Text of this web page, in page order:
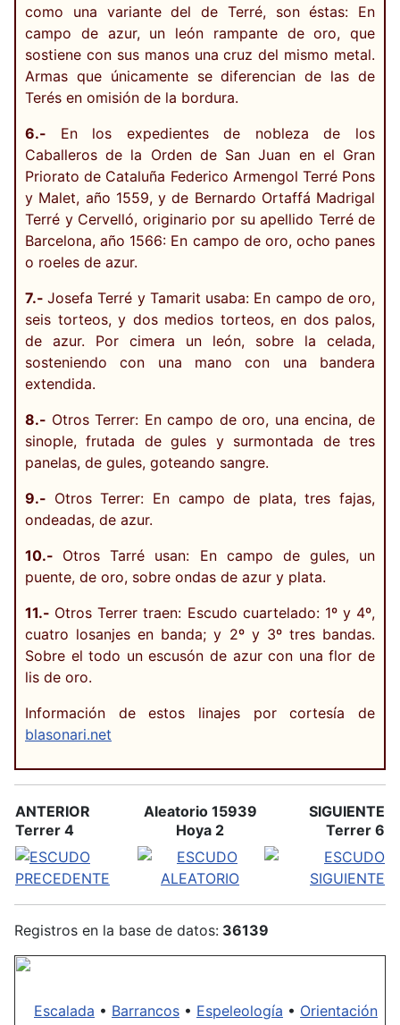
como una variante del de Terré, son éstas: En
campo de azur, un león rampante de oro, que
sostiene con sus manos una cruz del mismo metal.
Armas que únicamente se diferencian de las de
Terés en omisión de la bordura.
6.- En los expedientes de nobleza de los
Caballeros de la Orden de San Juan en el Gran
Priorato de Cataluña Federico Armengol Terré Pons
y Malet, año 1559, y de Bernardo Ortaffá Madrigal
Terré y Cervelló, originario por su apellido Terré de
Barcelona, año 1566: En campo de oro, ocho panes
o roeles de azur.
7.-Josefa Terré y Tamarit usaba: En campo de oro,
seis torteos, y dos medios torteos, en dos palos,
de azur. Por cimera un león, sobre la celada,
sosteniendo con una mano con una bandera
extendida.
8.- Otros Terrer: En campo de oro, una encina, de
sinople, frutada de gules y surmontada de tres
panelas, de gules, goteando sangre.
9.- Otros Terrer: En campo de plata, tres fajas,
ondeadas, de azur.
10.- Otros Tarré usan: En campo de gules, un
puente, de oro, sobre ondas de azur y plata.
11.- Otros Terrer traen: Escudo cuartelado: 1º y 4º,
cuatro losanjes en banda; y 2º y 3º tres bandas.
Sobre el todo un escusón de azur con una flor de
lis de oro.
Información de estos linajes por cortesía de
blasonari.net
ANTERIOR
Terrer 4
Aleatorio 15939
Hoya 2
SIGUIENTE
Terrer 6
Registros en la base de datos: 36139
Escalada • Barrancos • Espeleología • Orientación